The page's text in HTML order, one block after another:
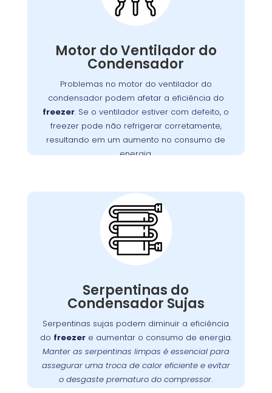
Motor do Ventilador do
Condensador
Problemas no motor do ventilador do
condensador podem afetar a eficiência do
freezer. Se o ventilador estiver com defeito, o
freezer pode não refrigerar corretamente,
resultando em um aumento no consumo de
energia.
O motor do ventilador do condensador
do calor gerado pelo
freezer
.
Se o ventilador
não operar corretamente, o freezer pode ter
no São João realiza
motores defeituosos, assegurando que seu
Serpentinas do
Condensador Sujas
Serpentinas sujas podem diminuir a eficiência
do freezere aumentar o consumo de energia.
Manter as serpentinas limpas é essencial para
assegurar uma troca de calor eficiente e evitar
o desgaste prematuro do compressor.
Limpeza das
Serpentinas do
Condensador no São
João
podem acumular sujeira e poeira, o que pode
comprometer a eficiência do
freezer
.
Manter
essas serpentinas limpas é fundamental para
assegurar uma troca de calor eficaz e prevenir
o desgaste prematuro do compressor
. A
Wandertec
oferece serviços especializados
de limpeza e manutenção preventiva para
garantir que seu
freezer
funcione sempre em